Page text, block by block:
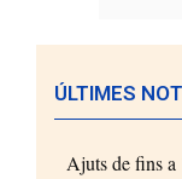
ÚLTIMES
Ajuts de fins a